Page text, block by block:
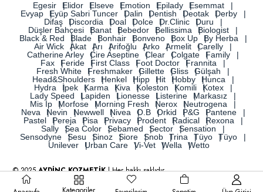
Egesir Elidor Elseve Emotion Epilady
Esemmat
Evyap
Eyüp Sabri Tuncer Dalin Dentish Deotak
Derby
Difaş
Discordia Doal Dolce Dr.Clinic
Duru
Düşler Bahçesi
Banat Bebedor Bellissima
Biologist
Black & Red
Blade Bonhair Bonveno Box Up
By Herba
Air Wick
Akat Arı Arifoğlu Arko Armelit
Carelly
Catherine Arley
Cire Aseptine Clear Colgate
Family
Fax
Feride First Class Foot Doctor
Frannita
Fresh White
Freshmaker Gillette Gliss
Gülşah
Head&Shoulders
Henkel Hipp Hit Hobby
Hunca
Hydra
İpek Karma Kiva Koleston Komili
Kotex
Lady Speed
Lapiden Lionesse Listerine
Markasız
Mis İp
Morfose Morning Fresh Nerox
Neutrogena
Neva
Nevin Newwell Nivea O.B Orkid P&G
Pantene
Pastel
Pereja Pisa Privacy Prodent Radical
Rexona
Sally
Sea Color Sebamed Sector
Sensation
Sensodyne
Sesu Sinoz Siore Snob Trina Tüyo
Tüyo
Unilever
Urban Care Vi-Vet Wella Wetto
© 2025AYDİNÇ KOZMETİK| Her hakkı saklıdır.